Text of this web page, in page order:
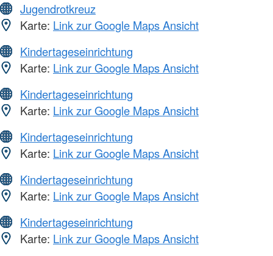
Jugendrotkreuz
Karte: Link zur Google Maps Ansicht
Kindertageseinrichtung
Karte: Link zur Google Maps Ansicht
Kindertageseinrichtung
Karte: Link zur Google Maps Ansicht
Kindertageseinrichtung
Karte: Link zur Google Maps Ansicht
Kindertageseinrichtung
Karte: Link zur Google Maps Ansicht
Kindertageseinrichtung
Karte: Link zur Google Maps Ansicht